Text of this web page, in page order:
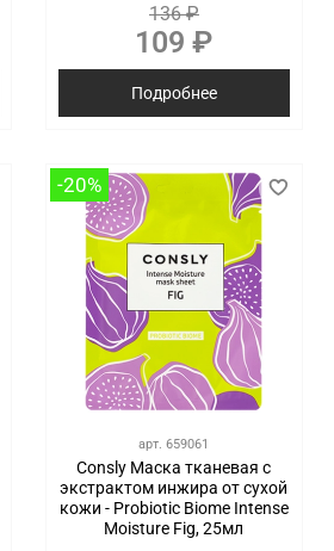
136 ₽
109 ₽
Подробнее
-20%
арт.659061
Consly Маска тканевая с
экстрактом инжира от сухой
кожи - Probiotic Biome Intense
Moisture Fig, 25мл